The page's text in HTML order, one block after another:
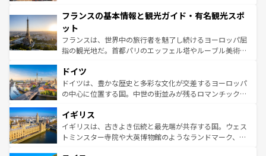
ませてくれるイタリアで、忘れられない旅をしてみよう！
なお、新着のイタリア情報は
しい。
文化が根付くこの国では、情熱的なフラメンコ、熱気あふ
れる闘牛、そして美味しいタパスが生活の一部となってい
る。首都マドリードの洗練された雰囲気や、バルセロナの
アートに溢れた街角から、地方では古代ローマ遺跡や中世
せる。地方によって風土や気候が異なるスペインはその個
性で訪れる人を魅了する。 なお、新着のスペイン情報は コ
ンテンツ一覧を参照してほしい。
フランスの基本情報と観光ガイド・有名観光スポ
ット
フランスは、世界中の旅行者を魅了し続けるヨーロッパ屈
指の観光地だ。首都パリのエッフェル塔やルーブル美術館
で、幅広い魅力が詰まっている。華麗な宮殿、歴史的な大
聖堂、美しいビーチ、そして豊かな自然が、訪れる者を心
から魅了する。また、フランスは美食の国としても知ら
いる。シャンパンの発祥地であるランス、プロヴァンスの
香り高いラベンダー畑など、多彩な楽しみ方が可能だ。さ
らに、パリ以外の地域にも魅力が溢れており、どの街角に
ドイツ
ドイツは、豊かな歴史と多彩な文化が交差するヨーロッパ
の中心に位置する国。中世の街並みが残るロマンチック街
顔を持つこの国は、どこを歩いても飽きることがない。ベ
ルリンの文化的活気、バイエルン州のアルプスの絶景、そ
してライン川沿いのワイン畑といった風景は必見。ビール
イギリス
イギリスは、古きよき伝統と最先端が共存する国。ウェス
トミンスター寺院や大英博物館のようなランドマーク、歴